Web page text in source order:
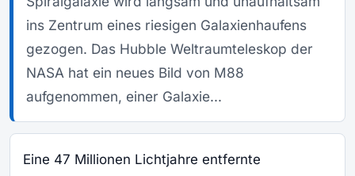
ins Zentrum eines riesigen Galaxienhaufens
gezogen. Das Hubble Weltraumteleskop der
NASA hat ein neues Bild von M88
aufgenommen, einer Galaxie...
Eine 47 Millionen Lichtjahre entfernte